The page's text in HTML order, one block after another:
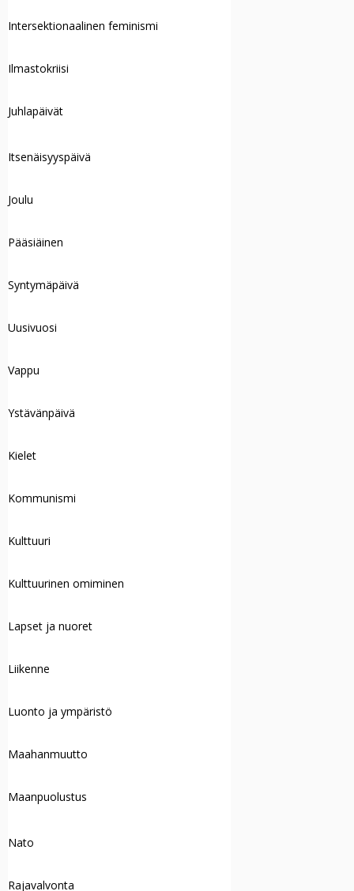
Intersektionaalinen feminismi
Ilmastokriisi
Juhlapäivät
Itsenäisyyspäivä
Joulu
Pääsiäinen
Syntymäpäivä
Uusivuosi
Vappu
Ystävänpäivä
Kielet
Kommunismi
Kulttuuri
Kulttuurinen omiminen
Lapset ja nuoret
Liikenne
Luonto ja ympäristö
Maahanmuutto
Maanpuolustus
Nato
Rajavalvonta